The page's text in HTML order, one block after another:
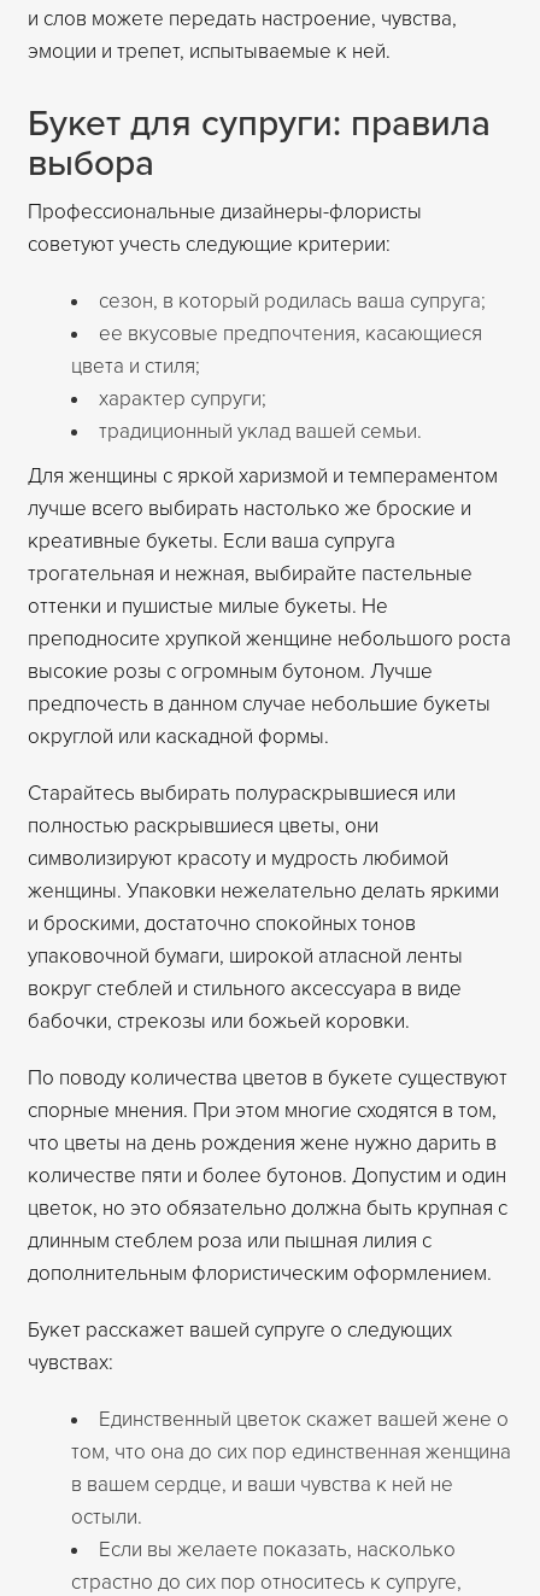
и слов можете передать настроение, чувства,
эмоции и трепет, испытываемые к ней.
Букет для супруги: правила
выбора
Профессиональные дизайнеры-флористы
советуют учесть следующие критерии:
сезон, в который родилась ваша супруга;
ее вкусовые предпочтения, касающиеся
цвета и стиля;
характер супруги;
традиционный уклад вашей семьи.
Для женщины с яркой харизмой и темпераментом
лучше всего выбирать настолько же броские и
креативные букеты. Если ваша супруга
трогательная и нежная, выбирайте пастельные
оттенки и пушистые милые букеты. Не
преподносите хрупкой женщине небольшого роста
высокие розы с огромным бутоном. Лучше
предпочесть в данном случае небольшие букеты
округлой или каскадной формы.
Старайтесь выбирать полураскрывшиеся или
полностью раскрывшиеся цветы, они
символизируют красоту и мудрость любимой
женщины. Упаковки нежелательно делать яркими
и броскими, достаточно спокойных тонов
упаковочной бумаги, широкой атласной ленты
вокруг стеблей и стильного аксессуара в виде
бабочки, стрекозы или божьей коровки.
По поводу количества цветов в букете существуют
спорные мнения. При этом многие сходятся в том,
что цветы на день рождения жене нужно дарить в
количестве пяти и более бутонов. Допустим и один
цветок, но это обязательно должна быть крупная с
длинным стеблем роза или пышная лилия с
дополнительным флористическим оформлением.
Букет расскажет вашей супруге о следующих
чувствах:
Единственный цветок скажет вашей жене о
том, что она до сих пор единственная женщина
в вашем сердце, и ваши чувства к ней не
остыли.
Если вы желаете показать, насколько
страстно до сих пор относитесь к супруге,